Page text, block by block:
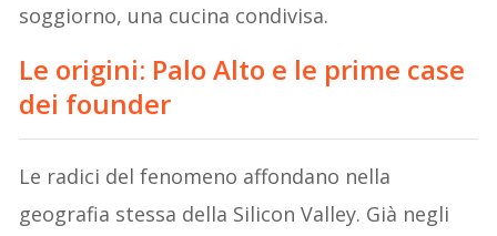
soggiorno, una cucina condivisa.
Le origini: Palo Alto e le prime case
dei founder
Le radici del fenomeno affondano nella
geografia stessa della Silicon Valley. Già negli